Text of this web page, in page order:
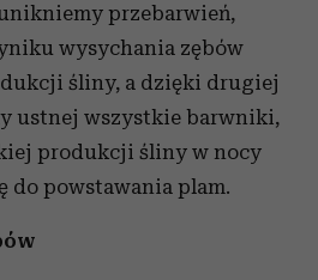
przebarwień,
wysychania zębów
śliny, a dzięki drugiej
ustnej wszystkie barwniki,
produkcji śliny w nocy
do powstawania plam.